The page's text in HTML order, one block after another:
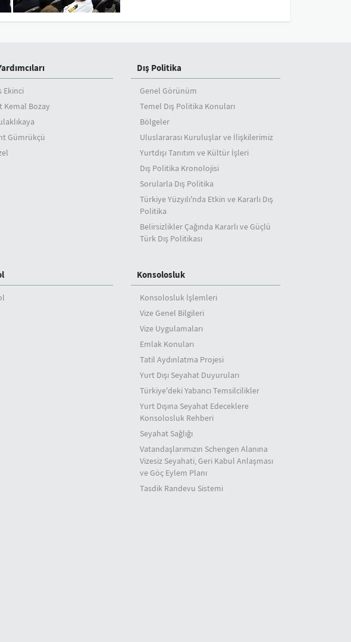
Ekinci
Kemal Bozay
Gümrükçü
Dış Politika
Genel Görünüm
Temel Dış Politika Konuları
Bölgeler
Uluslararası Kuruluşlar ve İlişkilerimiz
Yurtdışı Tanıtım ve Kültür İşleri
Dış Politika Kronolojisi
Sorularla Dış Politika
Türkiye Yüzyılı'nda Etkin ve Kararlı Dış
Politika
Belirsizlikler Çağında Kararlı ve Güçlü
Türk Dış Politikası
Konsolosluk
Konsolosluk İşlemleri
Vize Genel Bilgileri
Vize Uygulamaları
Emlak Konuları
Tatil Aydınlatma Projesi
Yurt Dışı Seyahat Duyuruları
Türkiye'deki Yabancı Temsilcilikler
Yurt Dışına Seyahat Edeceklere
Konsolosluk Rehberi
Seyahat Sağlığı
Vatandaşlarımızın Schengen Alanına
Vizesiz Seyahati, Geri Kabul Anlaşması
ve Göç Eylem Planı
Tasdik Randevu Sistemi